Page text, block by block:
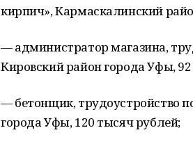
кирпич», Кармаскалинский
— администратор магазина,
Кировский район города Уфы,
— бетонщик, трудоустройство
города Уфы, 120 тысяч рублей;